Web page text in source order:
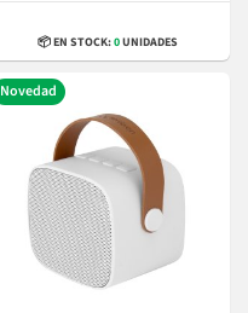
📦 EN STOCK:0UNIDADES
Novedad